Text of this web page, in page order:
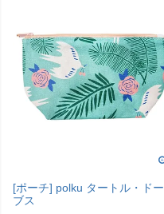
[ポーチ] polku タートル・ドー
ブス